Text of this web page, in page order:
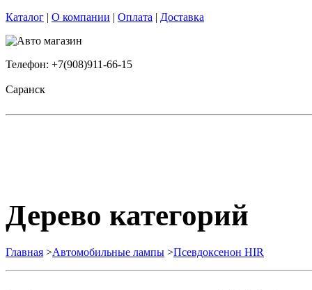
Каталог | О компании | Оплата | Доставка
Телефон: +7(908)911-66-15
Саранск
Дерево категорий
Главная >Автомобильные лампы >Псевдоксенон HIR